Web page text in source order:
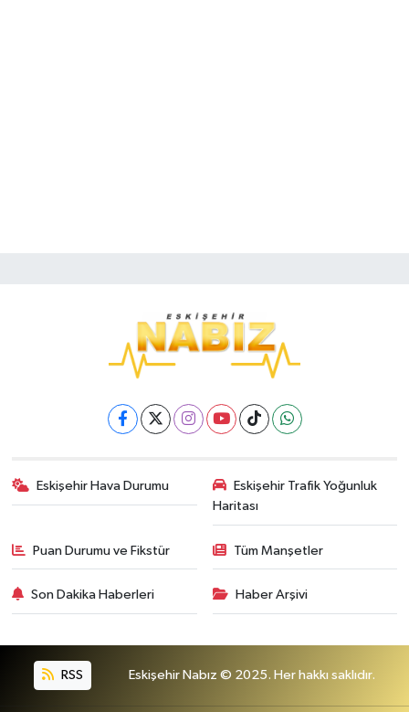
Eskişehir Hava Durumu
Eskişehir Trafik Yoğunluk
Haritası
Puan Durumu ve Fikstür Tüm Manşetler
Son Dakika Haberleri Haber Arşivi
RSS Eskişehir Nabız © 2025. Her hakkı saklıdır.